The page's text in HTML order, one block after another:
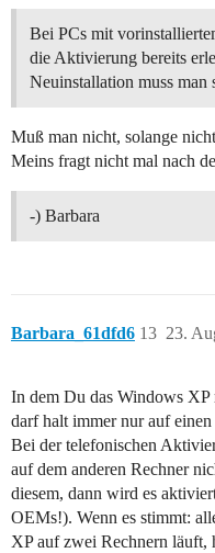
Bei PCs mit
die Aktivierung bereits
Neuinstallation muss man
Muß man nicht, solange
Meins fragt nicht mal nach
-) Barbara
Barbara_61dfd6 23.
13
In dem Du das Windows XP
darf halt immer nur auf einen
Bei der telefonischen
auf dem anderen Rechner
diesem, dann wird es
OEMs!). Wenn es stimmt:
XP auf zwei Rechnern läuft,